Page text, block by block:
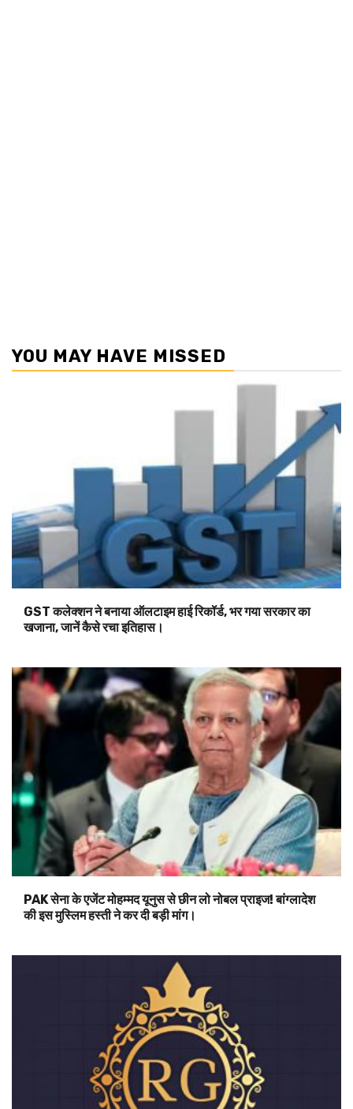
YOU MAY HAVE MISSED
GST कलेक्शन ने बनाया ऑलटाइम हाई रिकॉर्ड, भर गया सरकार का
खजाना, जानें कैसे रचा इतिहास।
PAK सेना के एजेंट मोहम्मद यूनुस से छीन लो नोबल प्राइज! बांग्लादेश
की इस मुस्लिम हस्ती ने कर दी बड़ी मांग।